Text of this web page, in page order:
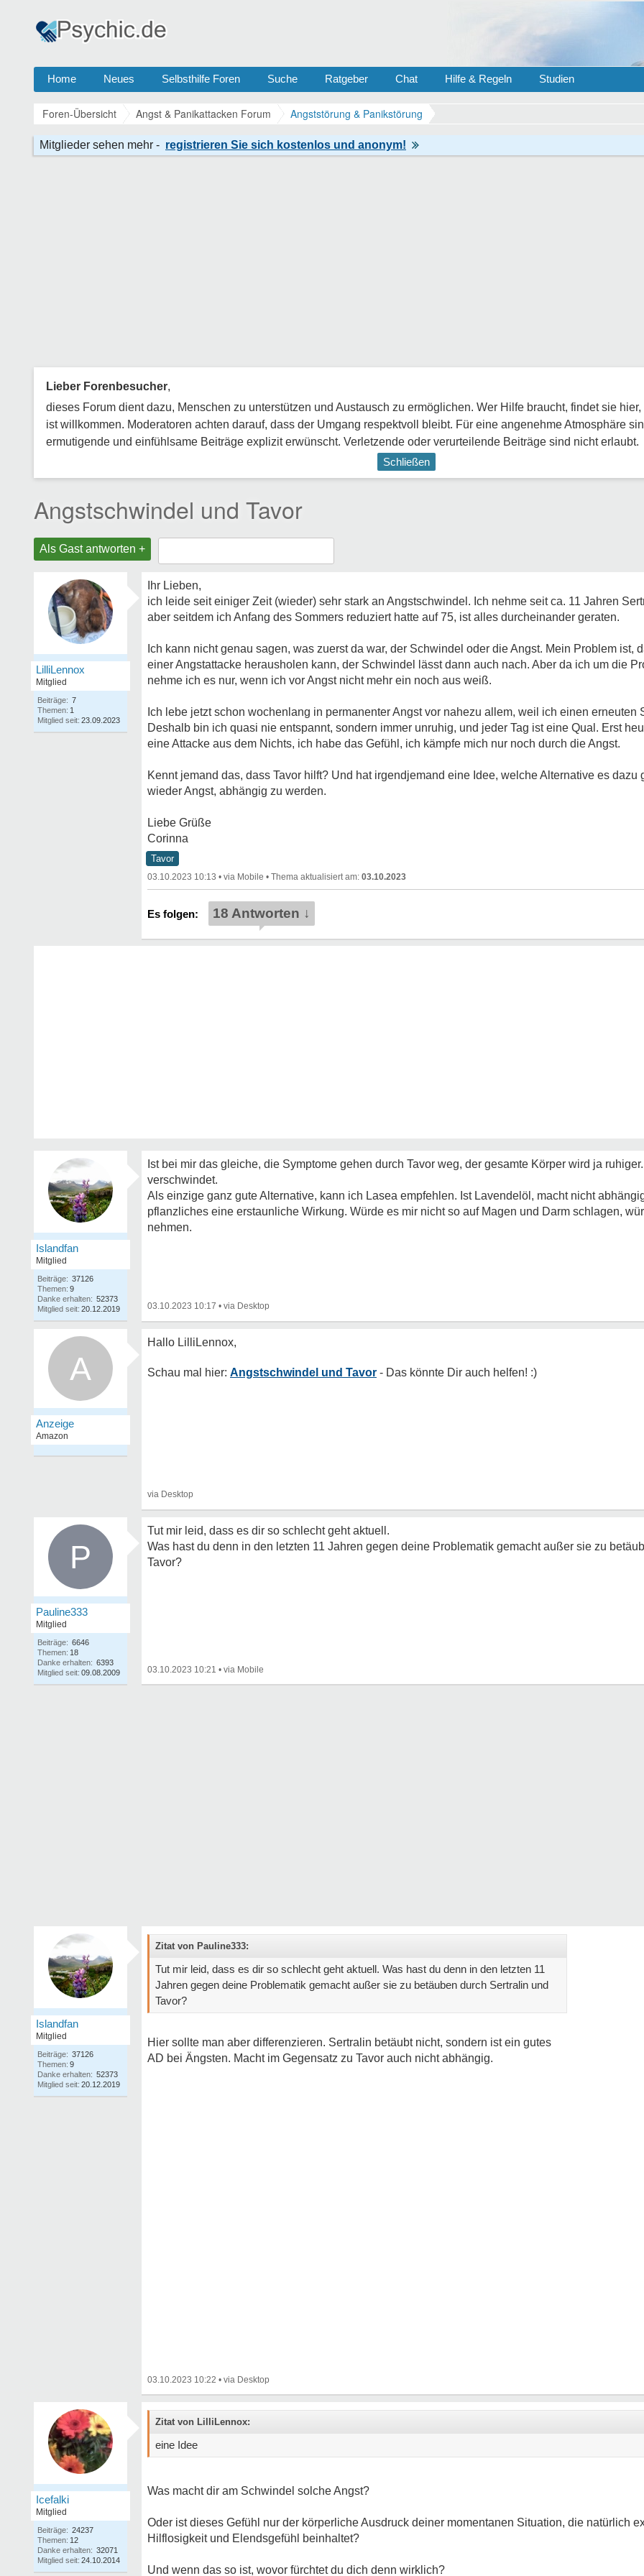
Home Neues Selbsthilfe Foren Suche Ratgeber Chat Hilfe & Regeln Studien
Foren-Übersicht Angst & Panikattacken Forum Angststörung & Panikstörung
Lieber Forenbesucher,
dieses Forum dient dazu, Menschen zu unterstützen und Austausch zu ermöglichen. Wer Hilfe braucht, findet sie
ist willkommen. Moderatoren achten darauf, dass der Umgang respektvoll bleibt. Für eine angenehme Atmosphäre
ermutigende und einfühlsame Beiträge explizit erwünscht. Verletzende oder verurteilende Beiträge sind nicht erlaubt.
Schließen
Angstschwindel und Tavor
Als Gast antworten +
LilliLennox
Mitglied
Beiträge: 7
Themen: 1
Mitglied seit: 23.09.2023
Ihr Lieben,
ich leide seit einiger Zeit (wieder) sehr stark an Angstschwindel. Ich nehme seit ca. 11 Jahren
aber seitdem ich Anfang des Sommers reduziert hatte auf 75, ist alles durcheinander geraten.
Ich kann nicht genau sagen, was zuerst da war, der Schwindel oder die Angst. Mein Problem ist,
einer Angstattacke herausholen kann, der Schwindel lässt dann auch nach. Aber da ich um die
nehme ich es nur, wenn ich vor Angst nicht mehr ein noch aus weiß.
Ich lebe jetzt schon wochenlang in permanenter Angst vor nahezu allem, weil ich einen erneuten
Deshalb bin ich quasi nie entspannt, sondern immer unruhig, und jeder Tag ist eine Qual. Erst
eine Attacke aus dem Nichts, ich habe das Gefühl, ich kämpfe mich nur noch durch die Angst.
Kennt jemand das, dass Tavor hilft? Und hat irgendjemand eine Idee, welche Alternative es dazu
wieder Angst, abhängig zu werden.
Liebe Grüße
Corinna
Tavor
03.10.2023 10:13 • • 03.10.2023
18 Antworten ↓
Islandfan
Mitglied
Beiträge: 37126
Themen: 9
Danke erhalten: 52373
Mitglied seit: 20.12.2019
Ist bei mir das gleiche, die Symptome gehen durch Tavor weg, der gesamte Körper wird ja
verschwindet.
Als einzige ganz gute Alternative, kann ich Lasea empfehlen. Ist Lavendelöl, macht nicht
pflanzliches eine erstaunliche Wirkung. Würde es mir nicht so auf Magen und Darm schlagen,
nehmen.
03.10.2023 10:17 •
A Angstschwindel und Tavor
P
Pauline333
Mitglied
Beiträge: 6646
Themen: 18
Danke erhalten: 6393
Mitglied seit: 09.08.2009
Tut mir leid, dass es dir so schlecht geht aktuell.
Was hast du denn in den letzten 11 Jahren gegen deine Problematik gemacht außer sie zu
Tavor?
03.10.2023 10:21 •
Islandfan
Mitglied
Beiträge: 37126
Themen: 9
Danke erhalten: 52373
Mitglied seit: 20.12.2019
Zitat von Pauline333:
Tut mir leid, dass es dir so schlecht geht aktuell. Was hast du denn in den letzten 11
Jahren gegen deine Problematik gemacht außer sie zu betäuben durch Sertralin und
Tavor?
Hier sollte man aber differenzieren. Sertralin betäubt nicht, sondern ist ein gutes
AD bei Ängsten. Macht im Gegensatz zu Tavor auch nicht abhängig.
03.10.2023 10:22 •
Icefalki
Mitglied
Beiträge: 24237
Themen: 12
Danke erhalten: 32071
Mitglied seit: 24.10.2014
Zitat von LilliLennox:
eine Idee
Was macht dir am Schwindel solche Angst?
Oder ist dieses Gefühl nur der körperliche Ausdruck deiner momentanen Situation, die natürlich
Hilflosigkeit und Elendsgefühl beinhaltet?
Und wenn das so ist, wovor fürchtet du dich denn wirklich?